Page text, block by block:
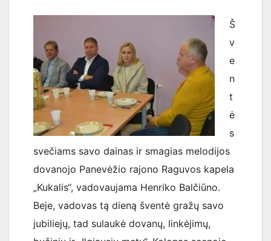
Š
v
e
n
t
ė
s
svečiams savo dainas ir smagias melodijos
dovanojo Panevėžio rajono Raguvos kapela
„Kukalis“, vadovaujama Henriko Balčiūno.
Beje, vadovas tą dieną šventė gražų savo
jubiliejų, tad sulaukė dovanų, linkėjimų,